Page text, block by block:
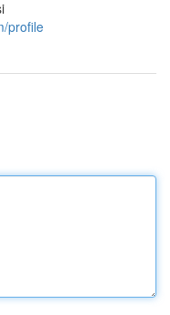
profile